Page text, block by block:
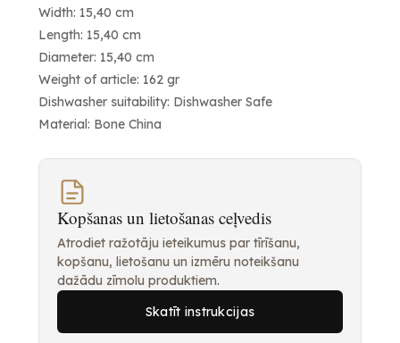
Width: 15,40 cm
Length: 15,40 cm
Diameter: 15,40 cm
Weight of article: 162 gr
Dishwasher suitability: Dishwasher Safe
Material: Bone China
Kopšanas un lietošanas ceļvedis
Atrodiet ražotāju ieteikumus par tīrīšanu,
kopšanu, lietošanu un izmēru noteikšanu
dažādu zīmolu produktiem.
Skatīt instrukcijas